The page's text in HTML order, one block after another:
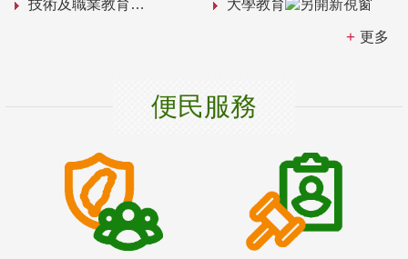
技術及職業教育 大學教育
更多
便民服務